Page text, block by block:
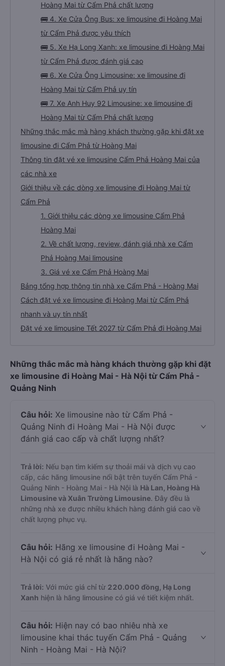
Hoàng Mai từ Cẩm Phả chất lượng
🚌 4. Xe Cửa Ông Bus: xe limousine đi Hoàng Mai
từ Cẩm Phả được yêu thích
🚌 5. Xe Hạ Long Xanh: xe limousine đi Hoàng Mai
từ Cẩm Phả được đánh giá cao
🚌 6. Xe Cửa Ông Limousine: xe limousine đi
Hoàng Mai từ Cẩm Phả uy tín
🚌 7. Xe Anh Huy 92 Limousine: xe limousine đi
Hoàng Mai từ Cẩm Phả chất lượng
Những thắc mắc mà hàng khách thường gặp khi đặt xe
limousine đi Cẩm Phả từ Hoàng Mai
Thông tin đặt vé xe limousine Cẩm Phả Hoàng Mai của
các nhà xe
Giới thiệu về các dòng xe limousine đi Hoàng Mai từ
Cẩm Phả
1. Giới thiệu các dòng xe limousine Cẩm Phả
Hoàng Mai
2. Về chất lượng, review, đánh giá nhà xe Cẩm
Phả Hoàng Mai limousine
3. Giá vé xe Cẩm Phả Hoàng Mai
Bảng tổng hợp thông tin nhà xe Cẩm Phả - Hoàng Mai
Cách đặt vé xe limousine đi Hoàng Mai từ Cẩm Phả
nhanh và uy tín nhất
Đặt vé xe limousine Tết 2027 từ Cẩm Phả đi Hoàng Mai
Những thắc mắc mà hàng khách thường gặp khi đặt
xe limousine đi Hoàng Mai - Hà Nội từ Cẩm Phả -
Quảng Ninh
Câu hỏi: Xe limousine nào từ Cẩm Phả -
Quảng Ninh đi Hoàng Mai - Hà Nội được
đánh giá cao cấp và chất lượng nhất?
Trả lời: Nếu bạn tìm kiếm sự thoải mái và dịch vụ cao
cấp, các hãng limousine nổi bật trên tuyến Cẩm Phả -
Quảng Ninh - Hoàng Mai - Hà Nội là Hà Lan, Hoàng Hà
Limousine và Xuân Trường Limousine. Đây đều là
những nhà xe được nhiều khách hàng đánh giá cao về
chất lượng phục vụ.
Câu hỏi: Hãng xe limousine đi Hoàng Mai -
Hà Nội có giá rẻ nhất là hãng nào?
Trả lời: Với mức giá chỉ từ 220.000 đồng, Hạ Long
Xanh hiện là hãng limousine có giá vé tiết kiệm nhất.
Câu hỏi: Hiện nay có bao nhiêu nhà xe
limousine khai thác tuyến Cẩm Phả - Quảng
Ninh - Hoàng Mai - Hà Nội?